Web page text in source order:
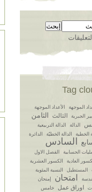
Tag
الموجهة
الأعداد الموجهة
الجبرية الثالث الثامن
الدالة
الدالة التربيعية
الخطية الدالة الخطيّة الدائرة
السادس
الحسابية
الفصل الاول
العادية
الكسور العشرية
المستطيل
النسبة المئوية
امتحان
إمتحان
اوراق عمل
خامس